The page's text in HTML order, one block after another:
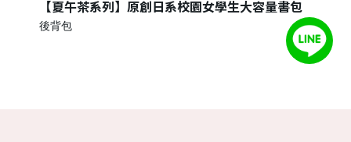
【夏午茶系列】原創日系校園女學生大容量書包
後背包